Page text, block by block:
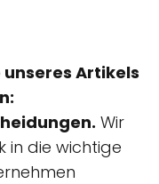
Artikels
Wir
in die wichtige